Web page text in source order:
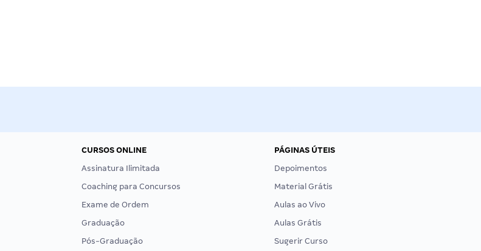
CURSOS ONLINE
Assinatura Ilimitada
Coaching para Concursos
Exame de Ordem
Graduação
Pós-Graduação
PÁGINAS ÚTEIS
Depoimentos
Material Grátis
Aulas ao Vivo
Aulas Grátis
Sugerir Curso